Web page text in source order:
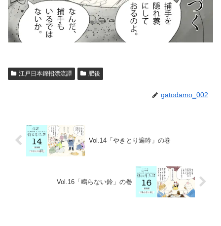
江戸日本錦招漂流譚 肥後
gatodamo_002
Vol.14「やきとり遍吟」の巻
Vol.16「鳴らない鈴」の巻